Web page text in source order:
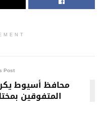
Post
المتفوقين